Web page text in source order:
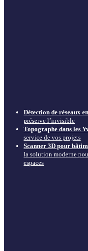
Détection de réseaux
préserve l’invisible
Topographe dans les
service de vos projets
Scanner 3D pour
la solution moderne
espaces